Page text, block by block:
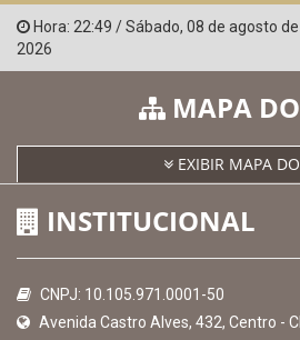
Hora: 22:49 /Sábado, 08 de agosto de
2026
MAPA DO
EXIBIR MAPA
INSTITUCIONAL
CNPJ: 10.105.971.0001-50
Avenida Castro Alves, 432, Centro -